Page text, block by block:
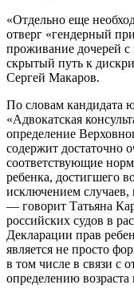
«Отдельно еще
отверг «гендерный
проживание дочерей
скрытый путь к
Сергей Макаров.
По словам кандидата
«Адвокатская
определение
содержит достаточно
соответствующие
ребенка, достигшего
исключением случаев,
— говорит Татьяна
российских судов в
Декларации прав
является не просто
в том числе в связи с
определению возраста